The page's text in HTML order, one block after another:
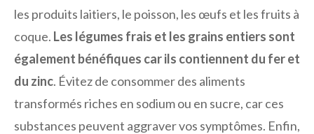
les produits laitiers, le poisson, les œufs et les fruits à
coque. Les légumes frais et les grains entiers sont
également bénéfiques car ils contiennent du fer et
du zinc. Évitez de consommer des aliments
transformés riches en sodium ou en sucre, car ces
substances peuvent aggraver vos symptômes. Enfin,